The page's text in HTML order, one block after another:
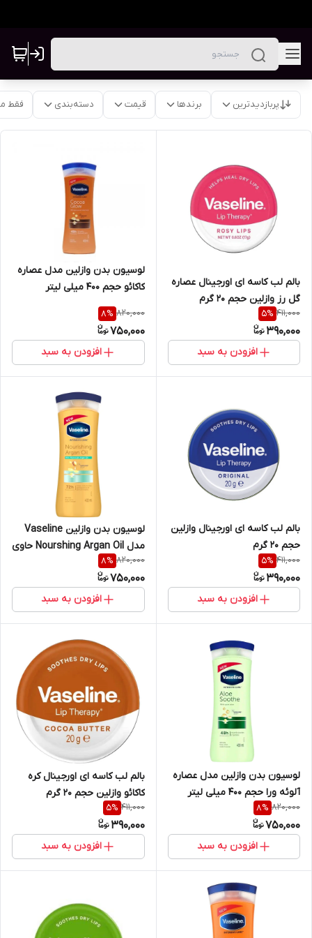
پربازدیدترین برندها قیمت دسته‌بندی فقط
بالم لب کاسه ای اورجینال عصاره
گل رز وازلین حجم ۲۰ گرم
411,000
5%
390,000
افزودن به سبد
لوسیون بدن وازلین مدل عصاره
کاکائو حجم 400 میلی لیتر
820,000
8%
750,000
افزودن به سبد
بالم لب کاسه ای اورجینال وازلین
حجم ۲۰ گرم
411,000
5%
390,000
افزودن به سبد
لوسیون بدن وازلین Vaseline
مدل Nourshing Argan Oil حاوی
روغن آرگان حجم 400 میل
820,000
8%
750,000
افزودن به سبد
لوسیون بدن وازلین مدل عصاره
آلوئه ورا حجم 400 میلی لیتر
820,000
8%
750,000
افزودن به سبد
بالم لب کاسه ای اورجینال کره
کاکائو وازلین حجم ۲۰ گرم
411,000
5%
390,000
افزودن به سبد